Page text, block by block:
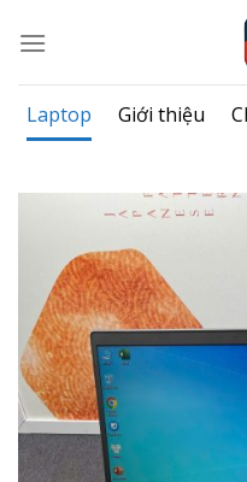
qua
dungLaptop Giới thiệu